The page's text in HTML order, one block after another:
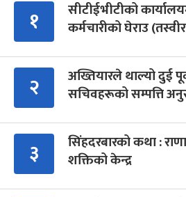
१
सीटीईभीटीको
कर्मचारीको घेराउ
२
अख्तियारले थाल्यो दुई
सचिवहरूको सम्पत्ति
३
सिंहदरबारको कथा :
शक्तिको केन्द्र